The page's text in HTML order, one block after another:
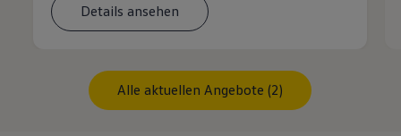
Details ansehen
Alle aktuellen Angebote (2)